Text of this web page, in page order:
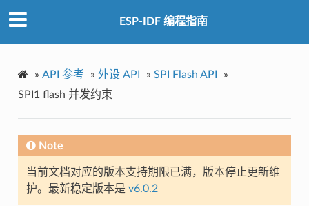
ESP-IDF 编程指南
» API 参考 » 外设 API » SPI Flash API
»
SPI1 flash 并发约束
Note
当前文档对应的版本支持期限已满，版本停止更新维
护。最新稳定版本是 v6.0.2